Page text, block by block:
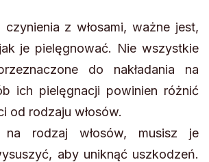
z włosami, ważne jest,
je pielęgnować. Nie wszystkie
do nakładania na
ich pielęgnacji powinien różnić
od rodzaju włosów.
rodzaj włosów, musisz je
aby uniknąć uszkodzeń.